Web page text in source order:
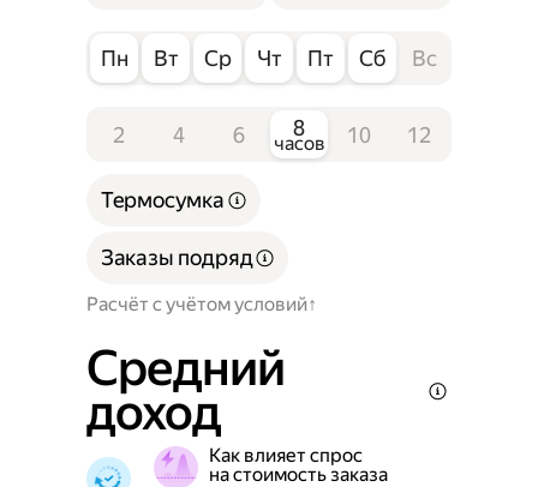
Пн Вт Ср Чт Пт Сб Вс
2 4 6 8
часов 10 12
Расчёт с учётом условий
Термосумка
Заказы подряд
Средний
доход
Как влияет спрос
на стоимость заказа